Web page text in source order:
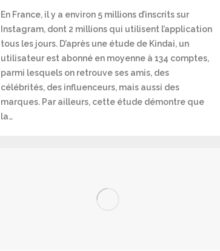
En France, il y a environ 5 millions d’inscrits sur
Instagram, dont 2 millions qui utilisent l’application
tous les jours. D’après une étude de Kindai, un
utilisateur est abonné en moyenne à 134 comptes,
parmi lesquels on retrouve ses amis, des
célébrités, des influenceurs, mais aussi des
marques. Par ailleurs, cette étude démontre que
la…